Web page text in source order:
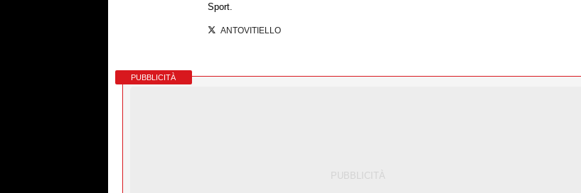
Sport.
ANTOVITIELLO
PUBBLICITÀ